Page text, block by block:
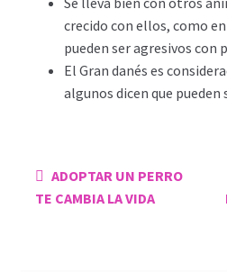
crecido con ellos, como
pueden ser agresivos con
El Gran danés es
algunos dicen que pueden
ADOPTAR UN PERRO
TE CAMBIA LA VIDA